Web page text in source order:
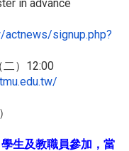
in advance
actnews/signup.php?
二） 12:00
）
生及教職員參加， 當